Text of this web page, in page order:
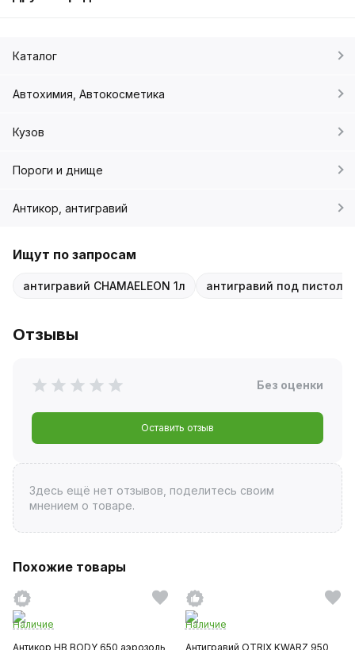
Каталог
Автохимия, Автокосметика
Кузов
Пороги и днище
Антикор, антигравий
Ищут по запросам
антигравий CHAMAELEON 1л антигравий под
Отзывы
Без оценки
Оставить отзыв
Здесь ещё нет отзывов, поделитесь своим
мнением о товаре.
Похожие товары
Наличие
Антикор HB BODY 650 аэрозоль
Наличие
Антигравий OTRIX KWARZ 950